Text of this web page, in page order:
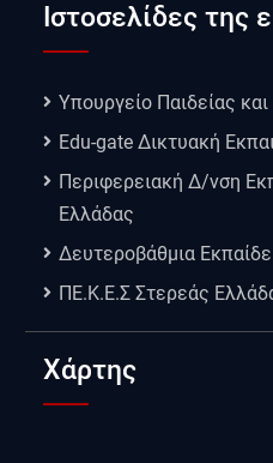
Ιστοσελίδες της
Υπουργείο Παιδείας
Edu-gate Δικτυακή
Περιφερειακή Δ/νση
Ελλάδας
Δευτεροβάθμια
ΠΕ.Κ.Ε.Σ Στερεάς
Χάρτης